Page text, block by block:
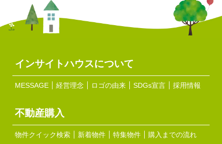
インサイトハウスについて
MESSAGE 経営理念 ロゴの由来 SDGs宣言 採用情報
不動産購入
物件クイック検索 新着物件 特集物件
購入までの流れ